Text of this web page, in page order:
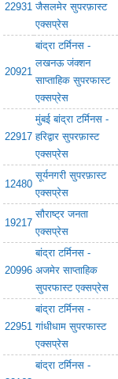
22931 जैसलमेर सुपरफ़ास्ट
एक्सप्रेस
20921
बांद्रा टर्मिनस -
लखनऊ जंक्शन
साप्ताहिक सुपरफास्ट
एक्सप्रेस
22917
मुंबई बांद्रा टर्मिनस -
हरिद्वार सुपरफ़ास्ट
एक्सप्रेस
12480
सूर्यनगरी सुपरफ़ास्ट
एक्सप्रेस
19217
सौराष्ट्र जनता
एक्सप्रेस
20996
बांद्रा टर्मिनस -
अजमेर साप्ताहिक
सुपरफास्ट एक्सप्रेस
22951
बांद्रा टर्मिनस -
गांधीधाम सुपरफास्ट
एक्सप्रेस
बांद्रा टर्मिनस -